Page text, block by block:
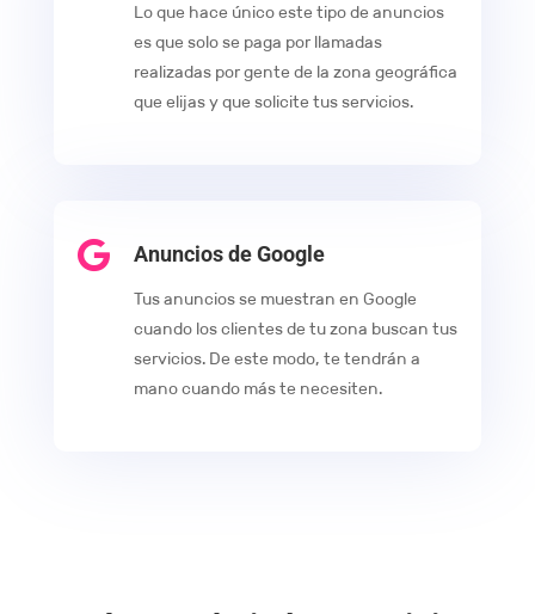
Lo que hace único este tipo de anuncios
es que solo se paga por llamadas
realizadas por gente de la zona geográfica
que elijas y que solicite tus servicios.
 Anuncios de Google
Tus anuncios se muestran en Google
cuando los clientes de tu zona buscan tus
servicios. De este modo, te tendrán a
mano cuando más te necesiten.